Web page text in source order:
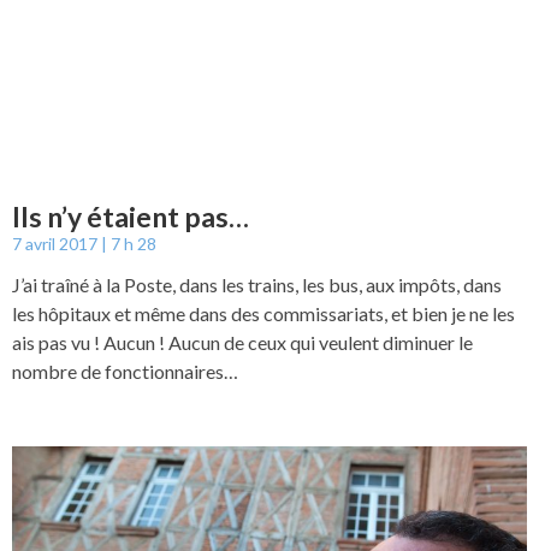
Ils n’y étaient pas…
7 avril 2017 7 h 28
J’ai traîné à la Poste, dans les trains, les bus, aux impôts, dans
les hôpitaux et même dans des commissariats, et bien je ne les
ais pas vu ! Aucun ! Aucun de ceux qui veulent diminuer le
nombre de fonctionnaires…